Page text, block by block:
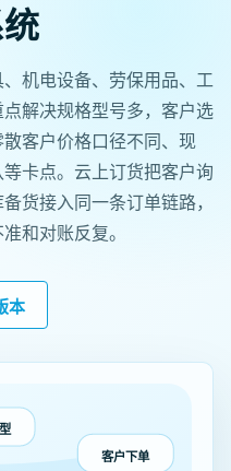
机电设备、劳保用品、工
解决规格型号多，客户选
客户价格口径不同、现
卡点。云上订货把客户询
货接入同一条订单链路，
和对账反复。
本
客户下单